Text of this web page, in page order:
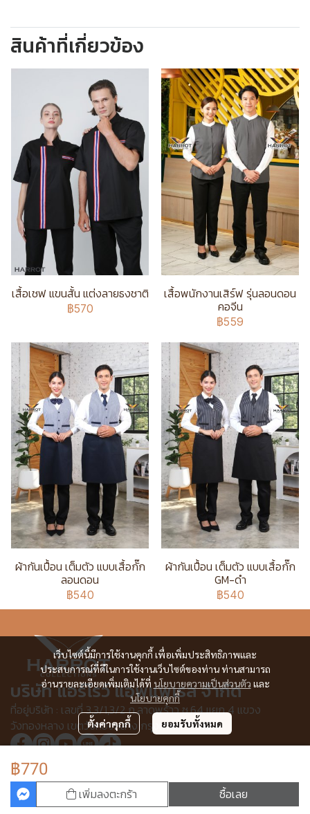
สินค้าที่เกี่ยวข้อง
เสื้อเชฟ แขนสั้น แต่งลายธงชาติ
฿570
เสื้อพนักงานเสิร์ฟ รุ่นลอนดอน
คอจีน
฿559
ผ้ากันเปื้อน เต็มตัว แบบเสื้อกั๊ก
ลอนดอน
฿540
ผ้ากันเปื้อน เต็มตัว แบบเสื้อกั๊ก
GM-ดำ
฿540
฿770
เพิ่มลงตะกร้า ซื้อเลย
เว็บไซต์นี้มีการใช้งานคุกกี้ เพื่อเพิ่มประสิทธิภาพและ
ประสบการณ์ที่ดีในการใช้งานเว็บไซต์ของท่าน ท่านสามารถ
อ่านรายละเอียดเพิ่มเติมได้ที่ นโยบายความเป็นส่วนตัว และ
นโยบายคุกกี้
ตั้งค่าคุกกี้ ยอมรับทั้งหมด
บริษัท แอร์โรว์ แอพแพเรล จำกัด
ที่อยู่บริษัท : เลขที่ 3,3/1,3/2 ก.ลาดพร้าว ซ.64 แยก 4 แขวง
วังทองหลาง เขตวังทองหลาง กรุงเทพฯ 10310
© Copyright 2025 All Rights Reserved.
ผู้เข้าชมวันนี้195